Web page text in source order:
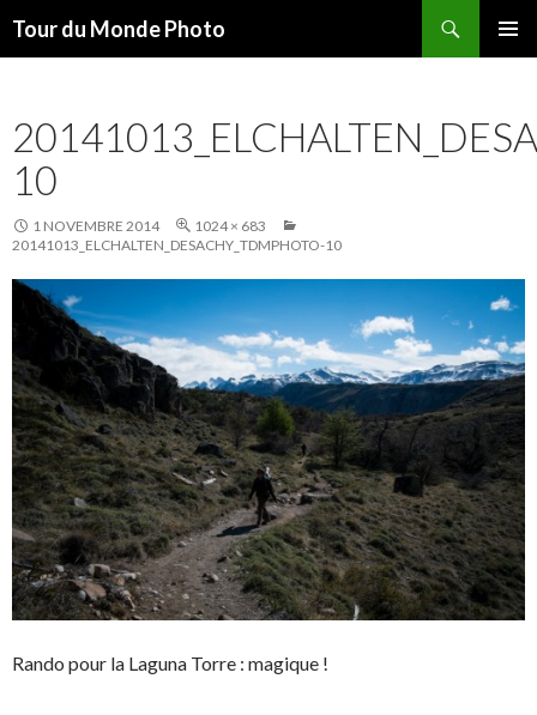
Tour du Monde Photo
10
1 NOVEMBRE 2014
1024 × 683
20141013_ELCHALTEN_DESACHY_TDMPHOTO-10
Rando pour la Laguna Torre : magique !